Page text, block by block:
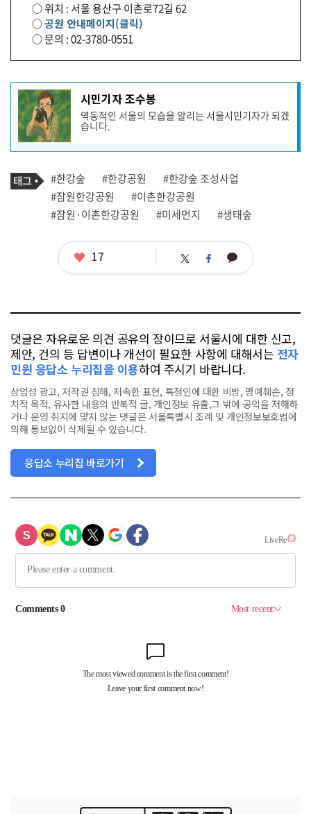
○ 위치 : 서울 용산구 이촌로72길 62
○공원 안내페이지(클릭)
○ 문의 : 02-3780-0551
기
사
작
성
자
프
필
시민기자 조수봉
역동적인 서울의 모습을 알리는 서울시민기자가 되겠
습니다.
기
사
관
련
태
태
그
#한강숲 #한강공원
#한강숲 조성사업
#잠원한강공원
#이촌한강공원
#잠원·이촌한강공원
#미세먼지 #생태숲
좋
17 트 페 카
댓글은 자유로운 의견 공유의 장이므로 서울시에 대한 신고,
제안, 건의 등 답변이나 개선이 필요한 사항에 대해서는 전자
민원 응답소 누리집을 이용하여 주시기 바랍니다.
상업성 광고, 저작권 침해, 저속한 표현, 특정인에 대한 비방, 명예훼손, 정
치적 목적, 유사한 내용의 반복적 글, 개인정보 유출,그 밖에 공익을 저해하
거나 운영 취지에 맞지 않는 댓글은 서울특별시 조례 및 개인정보보호법에
의해 통보없이 삭제될 수 있습니다.
응답소 누리집 바로가기